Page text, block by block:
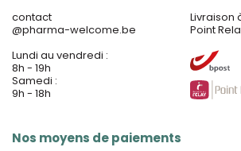
contact
@pharma-welcome.be
Lundi au vendredi :
8h - 19h
Samedi :
9h - 18h
Nos moyens de paiements
Livraison
Point